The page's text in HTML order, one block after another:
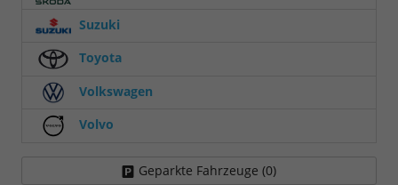
Suzuki
Toyota
Volkswagen
Volvo
Geparkte Fahrzeuge (0)